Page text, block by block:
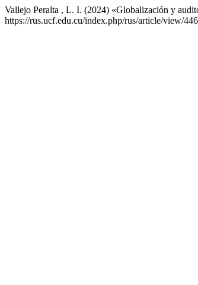
Vallejo Peralta , L. I. (2024) «Globalización y
https://rus.ucf.edu.cu/index.php/rus/article/view/